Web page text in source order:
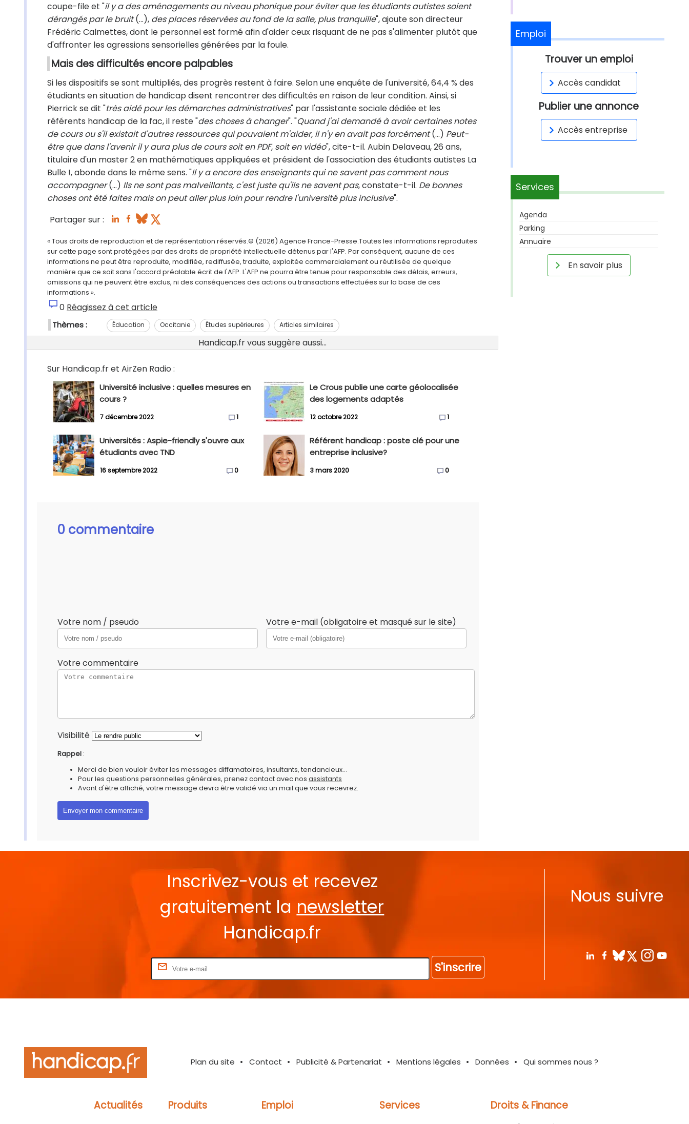
coupe-file et "il y a des aménagements au niveau phonique pour éviter que les étudiants autistes soient
dérangés par le bruit(...), des places réservées au fond de la salle, plus tranquille", ajoute son directeur
Frédéric Calmettes, dont le personnel est formé afin d'aider ceux risquant de ne pas s'alimenter plutôt que
d'affronter les agressions sensorielles générées par la foule.
Mais des difficultés encore palpables
Si les dispositifs se sont multipliés, des progrès restent à faire. Selon une enquête de l'université, 64,4 % des
étudiants en situation de handicap disent rencontrer des difficultés en raison de leur condition. Ainsi, si
Pierrick se dit "très aidé pour les démarches administratives" par l'assistante sociale dédiée et les
référents handicap de la fac, il reste "des choses à changer". "Quand j'ai demandé à avoir certaines notes
de cours ou s'il existait d'autres ressources qui pouvaient m'aider, il n'y en avait pas forcément(...) Peut-
être que dans l'avenir il y aura plus de cours soit en PDF, soit en vidéo", cite-t-il. Aubin Delaveau, 26 ans,
titulaire d'un master 2 en mathématiques appliquées et président de l'association des étudiants autistes La
Bulle !, abonde dans le même sens. "Il y a encore des enseignants qui ne savent pas comment nous
accompagner(...) Ils ne sont pas malveillants, c'est juste qu'ils ne savent pas, constate-t-il. De bonnes
choses ont été faites mais on peut aller plus loin pour rendre l'université plus inclusive".
Partager sur :
« Tous droits de reproduction et de représentation réservés.© (2026) Agence France-Presse.Toutes les informations reproduites
sur cette page sont protégées par des droits de propriété intellectuelle détenus par l'AFP. Par conséquent, aucune de ces
informations ne peut être reproduite, modifiée, rediffusée, traduite, exploitée commercialement ou réutilisée de quelque
manière que ce soit sans l'accord préalable écrit de l'AFP. L'AFP ne pourra être tenue pour responsable des délais, erreurs,
omissions qui ne peuvent être exclus, ni des conséquences des actions ou transactions effectuées sur la base de ces
informations ».
0 Réagissez à cet article
Thèmes : Éducation Occitanie Études supérieures Articles similaires
Handicap.fr vous suggère aussi...
Sur Handicap.fr et AirZen Radio :
Université inclusive : quelles mesures en
cours ?
7 décembre 2022 1
Le Crous publie une carte géolocalisée
des logements adaptés
12 octobre 2022 1
Universités : Aspie-friendly s'ouvre aux
étudiants avec TND
16 septembre 2022 0
Référent handicap : poste clé pour une
entreprise inclusive?
3 mars 2020 0
0 commentaire
Votre nom / pseudo Votre e-mail (obligatoire et masqué sur le site)
Votre commentaire
Visibilité
Rappel :
Merci de bien vouloir éviter les messages diffamatoires, insultants, tendancieux...
Pour les questions personnelles générales, prenez contact avec nos assistants
Avant d'être affiché, votre message devra être validé via un mail que vous recevrez.
Emploi
Trouver un emploi
Accès candidat
Publier une annonce
Accès entreprise
Services
Agenda
Parking
Annuaire
En savoir plus
Inscrivez-vous et recevez
gratuitement la newsletter
Handicap.fr
S'inscrire
Nous suivre
Plan du site Contact Publicité & Partenariat Mentions légales Données Qui sommes nous ?
Actualités Produits Emploi Services Droits & Finance